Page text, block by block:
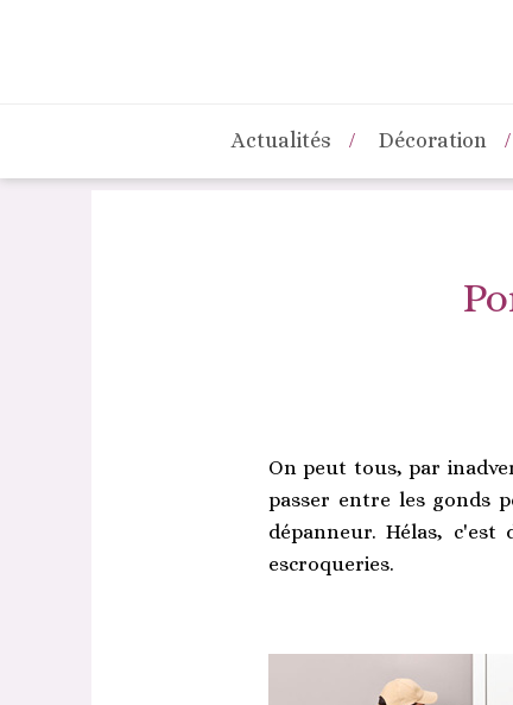
Actualités Décoration
On peut tous, par
passer entre les gonds
dépanneur. Hélas,
escroqueries.